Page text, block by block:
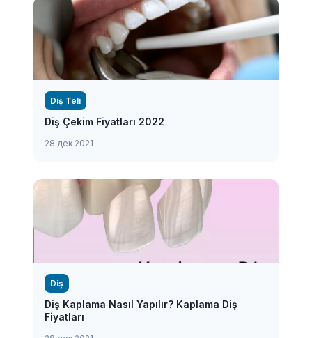
Diş Teli
Diş Çekim Fiyatları 2022
28 дек 2021
Diş
Diş Kaplama Nasıl Yapılır? Kaplama Diş
Fiyatları